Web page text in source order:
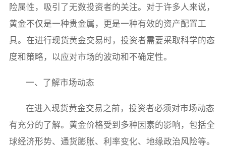
险属性，吸引了无数投资者的关注。对于许多人来说，
黄金不仅是一种贵金属，更是一种有效的资产配置工
具。在进行现货黄金交易时，投资者需要采取科学的态
度和策略，以应对市场的波动和不确定性。
一、了解市场动态
在进入现货黄金交易之前，投资者必须对市场动态
有充分的了解。黄金价格受到多种因素的影响，包括全
球经济形势、通货膨胀、利率变化、地缘政治风险等。